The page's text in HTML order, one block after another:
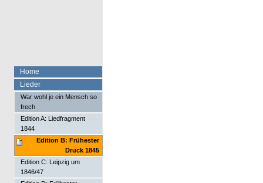
Home
Lieder
War wohl je ein Mensch so
frech
Edition A: Liedfragment
1844
Edition B: Frühester
Druck 1845
Edition C: Leipzig um
1846/47